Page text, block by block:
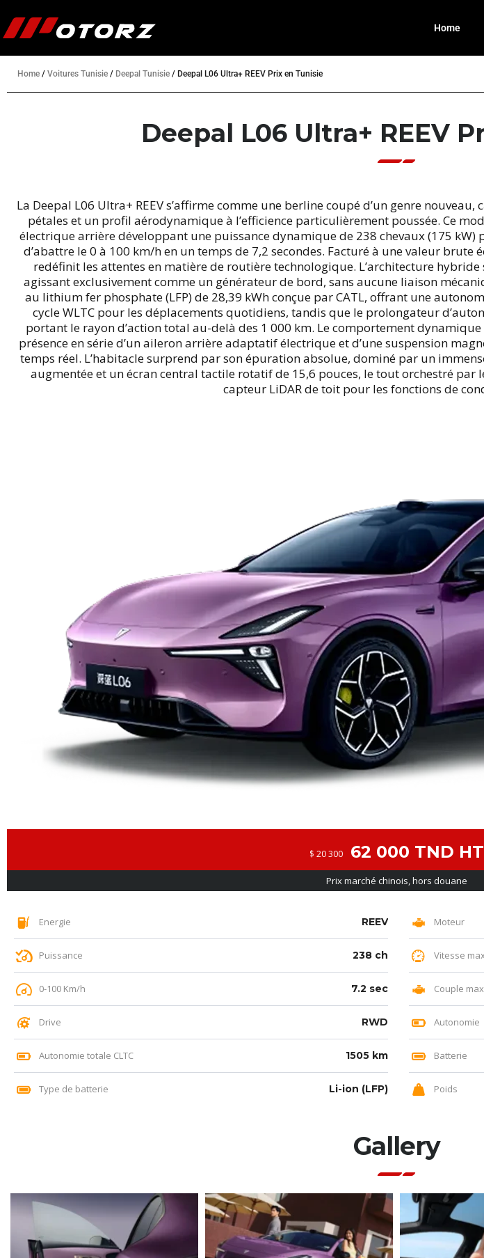
Home
Home / Voitures Tunisie / Deepal Tunisie / Deepal L06 Ultra+ REEV Prix en Tunisie
Deepal L06 Ultra+ REEV
La Deepal L06 Ultra+ REEV s’affirme comme une berline coupé d’un genre
pétales et un profil aérodynamique à l’efficience particulièrement poussée. Ce
électrique arrière développant une puissance dynamique de 238 chevaux (175
d’abattre le 0 à 100 km/h en un temps de 7,2 secondes. Facturé à une valeur brute
redéfinit les attentes en matière de routière technologique. L’architecture
agissant exclusivement comme un générateur de bord, sans aucune liaison
au lithium fer phosphate (LFP) de 28,39 kWh conçue par CATL, offrant une
cycle WLTC pour les déplacements quotidiens, tandis que le prolongateur
portant le rayon d’action total au-delà des 1 000 km. Le comportement
présence en série d’un aileron arrière adaptatif électrique et d’une suspension
temps réel. L’habitacle surprend par son épuration absolue, dominé par un
augmentée et un écran central tactile rotatif de 15,6 pouces, le tout orchestré
capteur LiDAR de toit pour les fonctions de
62 000 TND HT
$ 20 300
Prix marché chinois, hors douane
Energie REEV Moteur
Puissance 238 ch Vitesse
0-100 Km/h 7.2 sec Couple
Drive RWD Autonomie
Autonomie totale CLTC 1505 km Batterie
Type de batterie Li-ion (LFP) Poids
Gallery